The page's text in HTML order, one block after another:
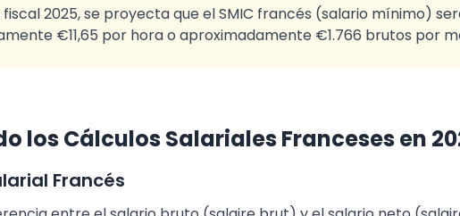
fiscal 2025, se proyecta que el SMIC francés (salario mínimo)
€11,65 por hora o aproximadamente €1.766 brutos por
los Cálculos Salariales Franceses en
Francés